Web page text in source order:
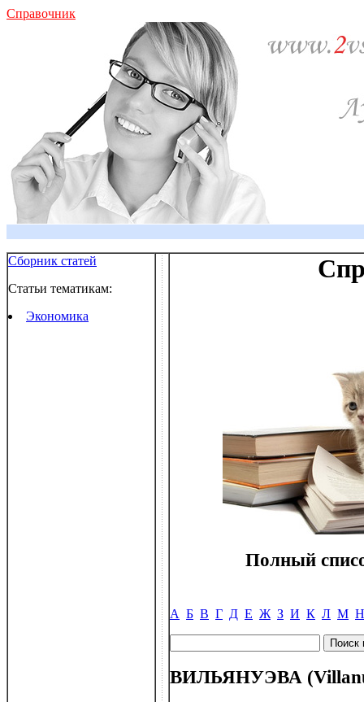
Справочник
Сборник статей
Статьи тематикам:
Экономика
Полный
А Б В Г Д Е Ж З И К Л М Н
ВИЛЬЯНУЭВА